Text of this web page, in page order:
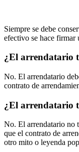
Siempre se debe
efectivo se hace firmar
¿El arrendatario
No. El arrendatario
contrato de
¿El arrendatario
No. El arrendatario no
que el contrato de
otro mito o leyenda